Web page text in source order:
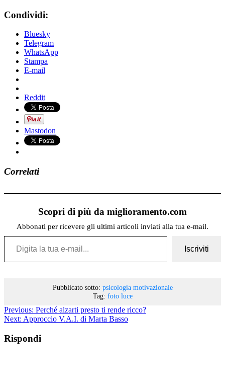
Condividi:
Bluesky
Telegram
WhatsApp
Stampa
E-mail
Reddit
Mastodon
Correlati
Scopri di più da miglioramento.com
Abbonati per ricevere gli ultimi articoli inviati alla tua e-mail.
Digita la tua e-mail...
Iscriviti
Pubblicato sotto: psicologia motivazionale
Tag: foto luce
Previous: Perché alzarti presto ti rende ricco?
Next: Approccio V.A.I. di Marta Basso
Rispondi